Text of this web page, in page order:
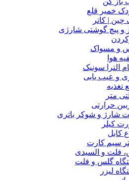
خمیر قلع
| کاتر
و پیچ گوشتی شارژی
و مسواک
هوا
الترا سونیک
و عیب یابی
تغذیه
متر
حرارتی
شارژ و شوکر باتری
کیلر
کابل
سیم کارت
فلت و السیدی
گلس و فلت
لیزر